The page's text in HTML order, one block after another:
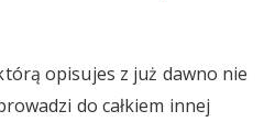
opisujes z już dawno nie
do całkiem innej